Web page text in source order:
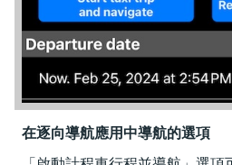
在逐向導航應用中導航的選項